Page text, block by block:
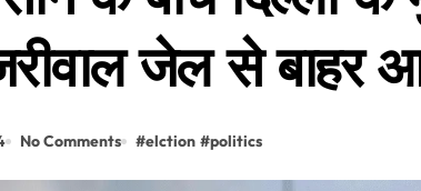
जेल से बाहर
No Comments #elction #politics